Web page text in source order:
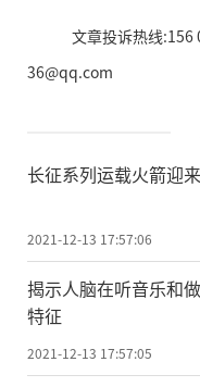
文章投诉热线:156
36@qq.com
长征系列运载火箭迎
2021-12-13 17:57:06
揭示人脑在听音乐和
特征
2021-12-13 17:57:05